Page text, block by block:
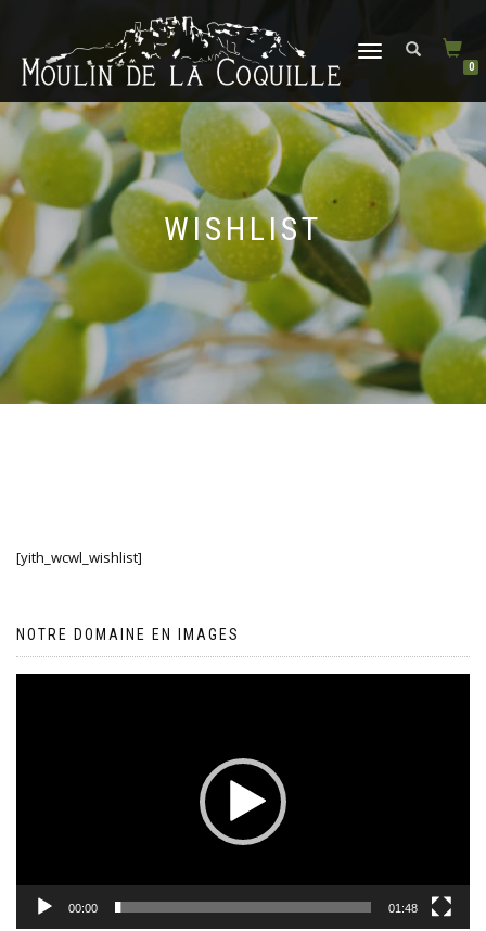
DÉPLIER
0
WISHLIST
[yith_wcwl_wishlist]
NOTRE DOMAINE EN IMAGES
00:00 01:48